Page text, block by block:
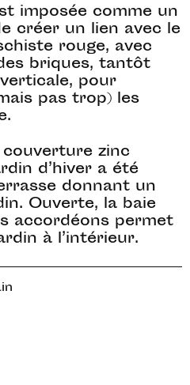
imposée comme un
créer un lien avec le
rouge, avec
briques, tantôt
pour
pas trop) les
zinc
d’hiver a été
donnant un
Ouverte, la baie
accordéons permet
à l’intérieur.